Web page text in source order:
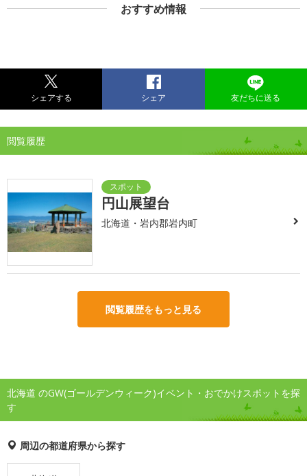
おすすめ情報
シェアする シェア 友だちに送る
閲覧履歴
円山展望台
北海道・岩内郡岩内町
閲覧履歴をもっと見る
北海道 のGW(ゴールデンウィーク)イベント・おでかけスポットを探
す
周辺の都道府県から探す